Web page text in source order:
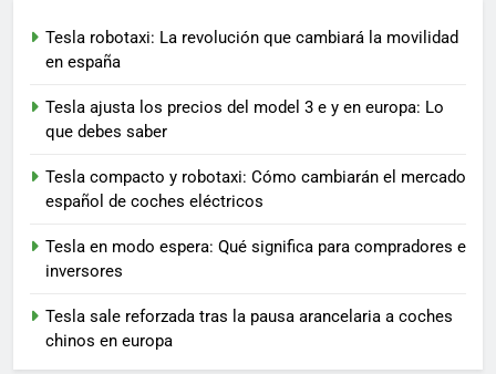
Tesla robotaxi: La revolución que cambiará la movilidad
en españa
Tesla ajusta los precios del model 3 e y en europa: Lo
que debes saber
Tesla compacto y robotaxi: Cómo cambiarán el mercado
español de coches eléctricos
Tesla en modo espera: Qué significa para compradores e
inversores
Tesla sale reforzada tras la pausa arancelaria a coches
chinos en europa